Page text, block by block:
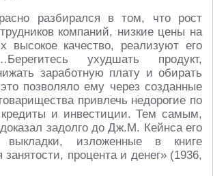
разбирался в том, что рост
компаний, низкие цены на
высокое качество, реализуют его
ухудшать продукт,
заработную плату и обирать
позволяло ему через созданные
привлечь недорогие по
и инвестиции. Тем самым,
задолго до Дж.М. Кейнса его
выкладки, изложенные в книге
процента и денег» (1936,